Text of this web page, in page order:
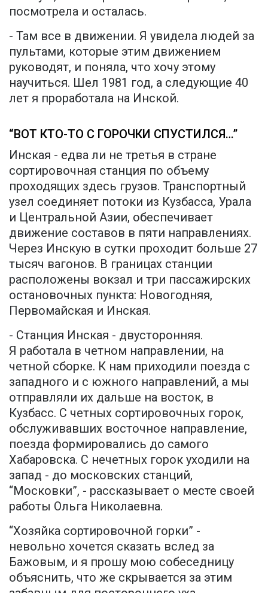
посмотрела и осталась.
- Там все в движении. Я увидела людей за
пультами, которые этим движением
руководят, и поняла, что хочу этому
научиться. Шел 1981 год, а следующие 40
лет я проработала на Инской.
“ВОТ КТО-ТО С ГОРОЧКИ СПУСТИЛСЯ…”
Инская - едва ли не третья в стране
сортировочная станция по объему
проходящих здесь грузов. Транспортный
узел соединяет потоки из Кузбасса, Урала
и Центральной Азии, обеспечивает
движение составов в пяти направлениях.
Через Инскую в сутки проходит больше 27
тысяч вагонов. В границах станции
расположены вокзал и три пассажирских
остановочных пункта: Новогодняя,
Первомайская и Инская.
- Станция Инская - двусторонняя.
Я работала в четном направлении, на
четной сборке. К нам приходили поезда с
западного и с южного направлений, а мы
отправляли их дальше на восток, в
Кузбасс. С четных сортировочных горок,
обслуживавших восточное направление,
поезда формировались до самого
Хабаровска. С нечетных горок уходили на
запад - до московских станций,
“Московки”, - рассказывает о месте своей
работы Ольга Николаевна.
“Хозяйка сортировочной горки” -
невольно хочется сказать вслед за
Бажовым, и я прошу мою собеседницу
объяснить, что же скрывается за этим